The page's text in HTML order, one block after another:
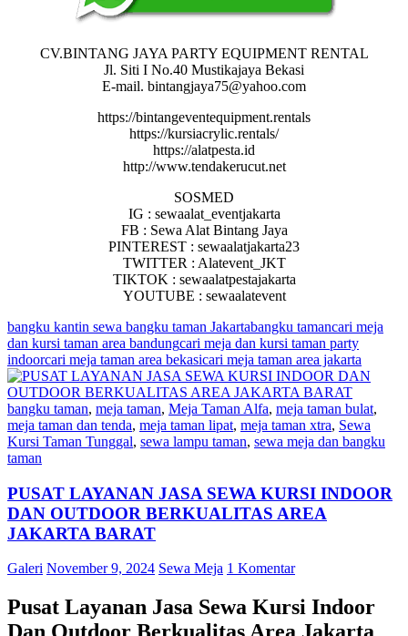
CV.BINTANG JAYA PARTY EQUIPMENT RENTAL
Jl. Siti I No.40 Mustikajaya Bekasi
E-mail. bintangjaya75@yahoo.com
https://bintangeventequipment.rentals
https://kursiacrylic.rentals/
https://alatpesta.id
http://www.tendakerucut.net
SOSMED
IG : sewaalat_eventjakarta
FB : Sewa Alat Bintang Jaya
PINTEREST : sewaalatjakarta23
TWITTER : Alatevent_JKT
TIKTOK : sewaalatpestajakarta
YOUTUBE : sewaalatevent
bangku kantin sewa bangku taman Jakartabangku tamancari meja
dan kursi taman area bandungcari meja dan kursi taman party
indoorcari meja taman area bekasicari meja taman area jakarta
bangku taman, meja taman, Meja Taman Alfa, meja taman bulat,
meja taman dan tenda, meja taman lipat, meja taman xtra, Sewa
Kursi Taman Tunggal, sewa lampu taman, sewa meja dan bangku
taman
PUSAT LAYANAN JASA SEWA KURSI INDOOR
DAN OUTDOOR BERKUALITAS AREA
JAKARTA BARAT
Galeri November 9, 2024 Sewa Meja 1 Komentar
Pusat Layanan Jasa Sewa Kursi Indoor